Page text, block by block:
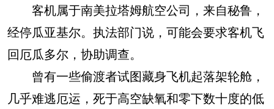
客机属于南美拉塔姆航空公司，来自秘鲁，
经停瓜亚基尔。执法部门说，可能会要求客机飞
回厄瓜多尔，协助调查。
曾有一些偷渡者试图藏身飞机起落架轮舱，
几乎难逃厄运，死于高空缺氧和零下数十度的低